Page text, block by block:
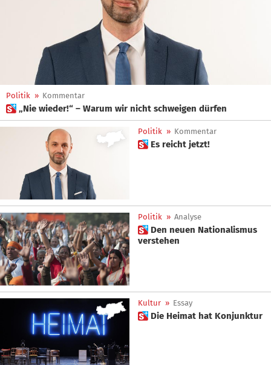
Politik » Kommentar
 „Nie wieder!“ – Warum wir nicht schweigen dürfen
Politik » Kommentar
 Es reicht jetzt!
Politik » Analyse
 Den neuen Nationalismus
verstehen
Kultur » Essay
 Die Heimat hat Konjunktur